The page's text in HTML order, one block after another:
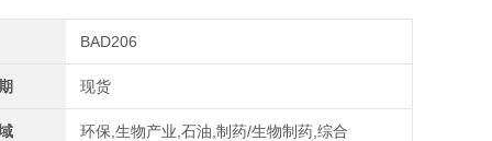
BAD206
现货
环保,生物产业,石油,制药/生物制药,综合